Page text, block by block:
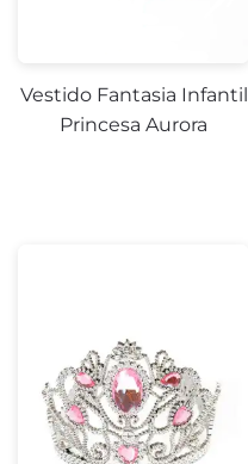
Vestido Fantasia Infantil
Princesa Aurora